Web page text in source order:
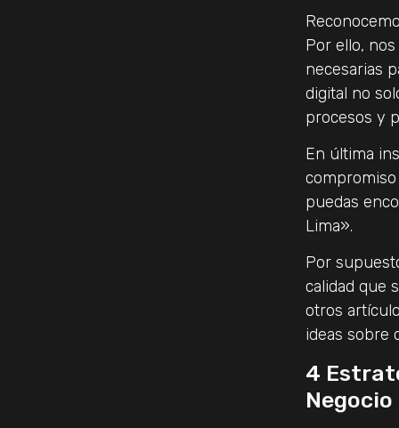
Por ello,
necesarias
digital no
procesos y
En última
puedas
Lima».
Por
calidad que
otros
ideas sobre
4